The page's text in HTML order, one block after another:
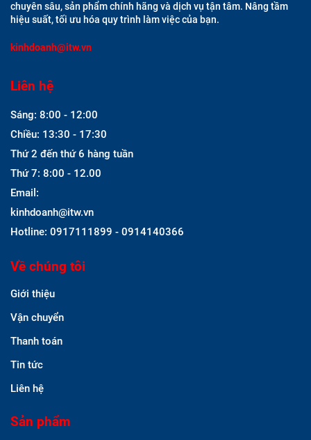
chuyên sâu, sản phẩm chính hãng và dịch vụ tận tâm. Nâng tầm
hiệu suất, tối ưu hóa quy trình làm việc của bạn.
kinhdoanh@itw.vn
Liên hệ
Sáng: 8:00 - 12:00
Chiều: 13:30 - 17:30
Thứ 2 đến thứ 6 hàng tuần
Thứ 7: 8:00 - 12.00
Email:
kinhdoanh@itw.vn
Hotline: 0917111899 - 0914140366
Về chúng tôi
Giới thiệu
Vận chuyển
Thanh toán
Tin tức
Liên hệ
Sản phẩm